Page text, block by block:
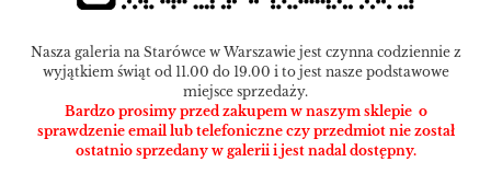
Nasza galeria na Starówce w Warszawie jest czynna codziennie z
wyjątkiem świąt od 11.00 do 19.00 i to jest nasze podstawowe
miejsce sprzedaży.
Bardzo prosimy przed zakupem w naszym sklepie o
sprawdzenie email lub telefoniczne czy przedmiot nie został
ostatnio sprzedany w galerii i jest nadal dostępny.